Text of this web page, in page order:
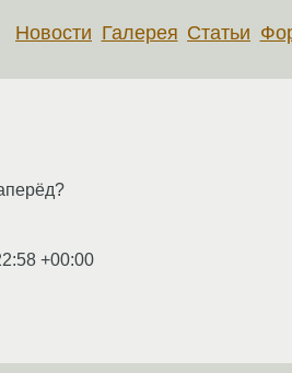
Новости Галерея Статьи
+00:00